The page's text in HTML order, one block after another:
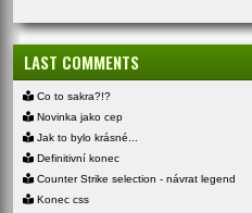
LAST COMMENTS
Co to sakra?!?
Novinka jako cep
Jak to bylo krásné...
Definitivní konec
Counter Strike selection - návrat legend
Konec css